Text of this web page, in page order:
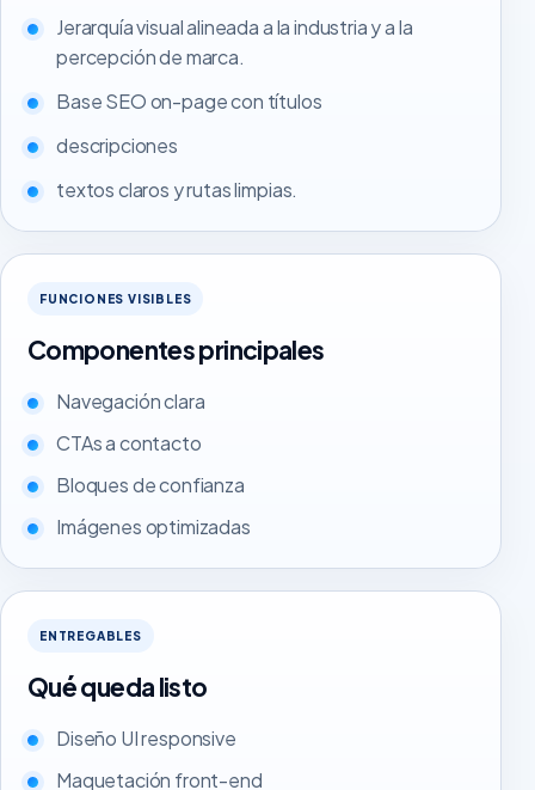
Jerarquía visual alineada a la industria y a la
percepción de marca.
Base SEO on-page con títulos
descripciones
textos claros y rutas limpias.
FUNCIONES VISIBLES
Componentes principales
Navegación clara
CTAs a contacto
Bloques de confianza
Imágenes optimizadas
ENTREGABLES
Qué queda listo
Diseño UI responsive
Maquetación front-end